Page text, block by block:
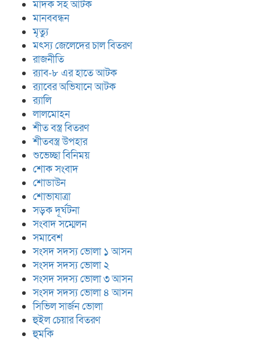
মাদক সহ আটক
মানববন্ধন
মৃত্যু
মৎস্য জেলেদের চাল বিতরণ
রাজনীতি
র‍্যাব-৮ এর হাতে আটক
র‍্যাবের অভিযানে আটক
র‍্যালি
লালমোহন
শীত বস্ত্র বিতরণ
শীতবস্ত্র উপহার
শুভেচ্ছা বিনিময়
শোক সংবাদ
শোডাউন
শোভাযাত্রা
সড়ক দূর্ঘটনা
সংবাদ সম্মেলন
সমাবেশ
সংসদ সদস্য ভোলা ১ আসন
সংসদ সদস্য ভোলা ২
সংসদ সদস্য ভোলা ৩ আসন
সংসদ সদস্য ভোলা ৪ আসন
সিভিল সার্জন ভোলা
হুইল চেয়ার বিতরণ
হুমকি